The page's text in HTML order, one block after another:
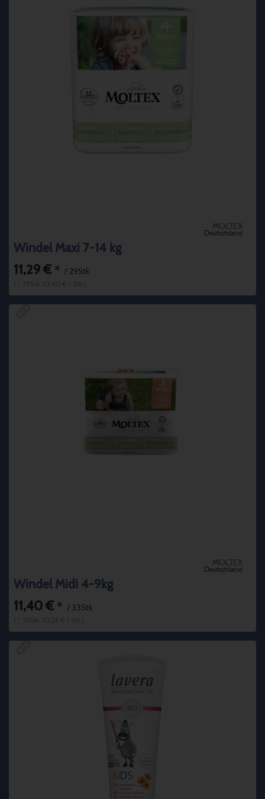
MOLTEX
Deutschland
Windel Maxi 7-14 kg
11,29 € * / 29Stk.
MOLTEX
Deutschland
Windel Midi 4-9kg
11,40 € * / 33Stk.